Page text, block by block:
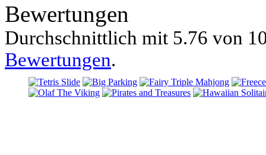
Bewertungen
Durchschnittlich mit 5.76 von
Bewertungen.